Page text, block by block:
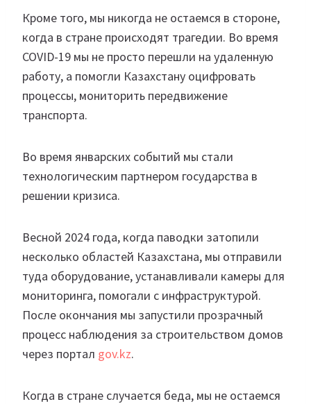
Кроме того, мы никогда не остаемся в стороне,
когда в стране происходят трагедии. Во время
COVID-19 мы не просто перешли на удаленную
работу, а помогли Казахстану оцифровать
процессы, мониторить передвижение
транспорта.
Во время январских событий мы стали
технологическим партнером государства в
решении кризиса.
Весной 2024 года, когда паводки затопили
несколько областей Казахстана, мы отправили
туда оборудование, устанавливали камеры для
мониторинга, помогали с инфраструктурой.
После окончания мы запустили прозрачный
процесс наблюдения за строительством домов
через портал gov.kz.
Когда в стране случается беда, мы не остаемся